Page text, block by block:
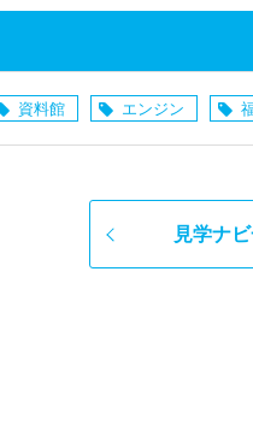
資料館 エンジン
見学ナ